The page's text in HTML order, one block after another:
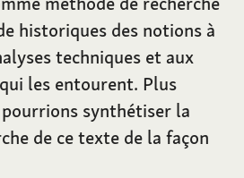
historiques des notions à
techniques et aux
les entourent. Plus
synthétiser la
de ce texte de la façon